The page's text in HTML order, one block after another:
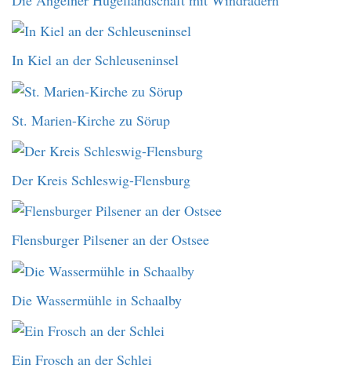
In Kiel an der Schleuseninsel
St. Marien-Kirche zu Sörup
Der Kreis Schleswig-Flensburg
Flensburger Pilsener an der Ostsee
Die Wassermühle in Schaalby
Ein Frosch an der Schlei